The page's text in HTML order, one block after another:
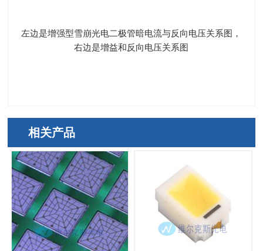
左边是增强型雪崩光电二极管暗电流与反向电压关系图，
右边是增益和反向电压关系图
相关产品